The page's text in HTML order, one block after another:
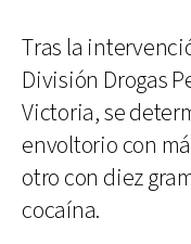
Tras la
División Drogas
Victoria, se
envoltorio con
otro con diez
cocaína.